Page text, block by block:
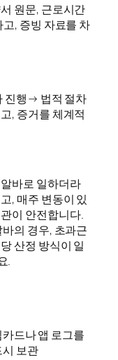
원문, 근로시간
, 증빙 자료를 차
진행→ 법적 절차
, 증거를 체계적
바로 일하더라
, 매주 변동이 있
이 안전합니다.
의 경우, 초과근
산정 방식이 일
.
드나 앱 로그를
보관